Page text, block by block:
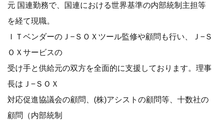
元 国連勤務で、国連における世界基準の内部統制主担等
を経て現職。
ＩＴベンダーのＪ−ＳＯＸツール監修や顧問も行い、Ｊ−Ｓ
ＯＸサービスの
受け手と供給元の双方を全面的に支援しております。理事
長はＪ−ＳＯＸ
対応促進協議会の顧問、(株)アシストの顧問等、十数社の
顧問（内部統制